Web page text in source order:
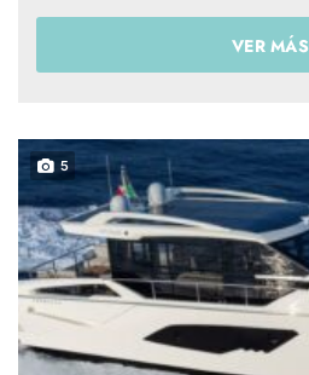
VER MÁS
5